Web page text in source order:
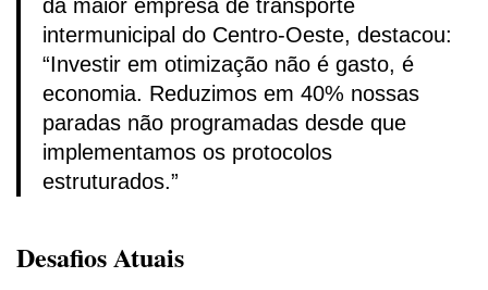
da maior empresa de transporte
intermunicipal do Centro-Oeste, destacou:
“Investir em otimização não é gasto, é
economia. Reduzimos em 40% nossas
paradas não programadas desde que
implementamos os protocolos
estruturados.”
Desafios Atuais